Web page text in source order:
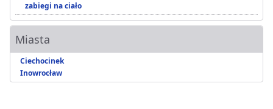
zabiegi na ciało
Miasta
Ciechocinek
Inowrocław